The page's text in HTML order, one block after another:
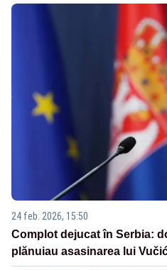
24 feb. 2026, 15:50
Complot dejucat în Serbia:
plănuiau asasinarea lui